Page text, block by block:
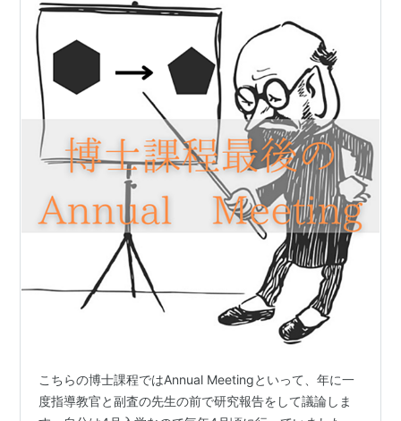
こちらの博士課程ではAnnual Meetingといって、年に一
度指導教官と副査の先生の前で研究報告をして議論しま